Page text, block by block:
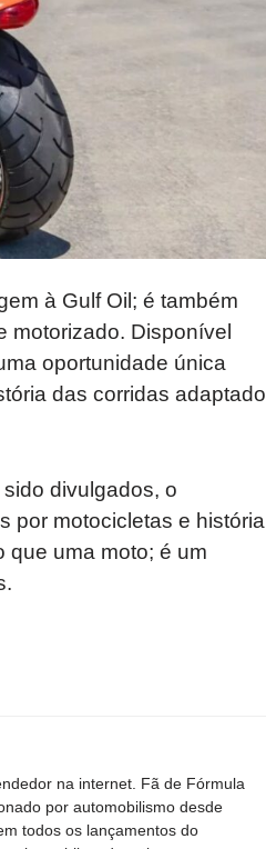
à Gulf Oil; é também
motorizado. Disponível
oportunidade única
das corridas adaptado
divulgados, o
por motocicletas e história
que uma moto; é um
na internet. Fã de Fórmula
por automobilismo desde
todos os lançamentos do